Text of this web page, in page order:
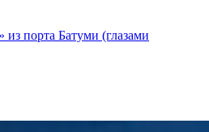
порта Батуми (глазами